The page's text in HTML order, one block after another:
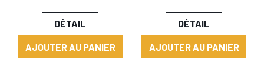
DÉTAIL
AJOUTER AU PANIER
DÉTAIL
AJOUTER AU PANIER